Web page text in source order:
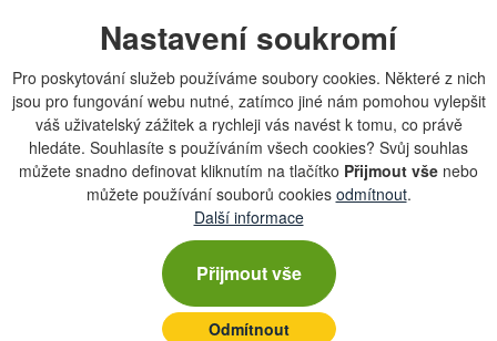
Nastavení soukromí
Pro poskytování služeb používáme soubory cookies. Některé z nich
jsou pro fungování webu nutné, zatímco jiné nám pomohou vylepšit
váš uživatelský zážitek a rychleji vás navést k tomu, co právě
hledáte. Souhlasíte s používáním všech cookies? Svůj souhlas
můžete snadno definovat kliknutím na tlačítko Přijmout vše nebo
můžete používání souborů cookies odmítnout.
Další informace
Přijmout vše
Odmítnout
Samolepicí rychlost refl.tř. 1 70
1 ks
49,61 Kč
Počet
kusů
Samolepící rychlost refl.tř. 1 25 km
více než 5 ks
49 Kč
Počet
kusů